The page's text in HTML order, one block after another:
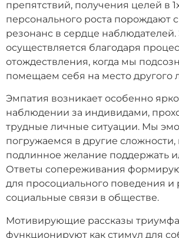
препятствий, получения целей в
персонального роста порождают
резонанс в сердце наблюдателей.
осуществляется благодаря
отождествления, когда мы
помещаем себя на место другого
Эмпатия возникает особенно
наблюдении за индивидами,
трудные личные ситуации. Мы
погружаемся в другие
подлинное желание поддержать
Ответы сопереживания
для просоциального поведения и
социальные связи в обществе.
Мотивирующие рассказы триумфа
функционируют как стимул для